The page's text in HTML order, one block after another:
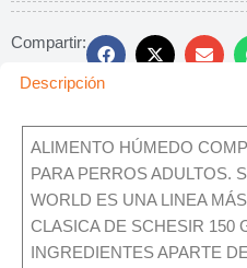
Compartir:
Descripción
ALIMENTO HÚMEDO
PARA PERROS ADULTOS.
WORLD ES UNA LINEA
CLASICA DE SCHESIR 150
INGREDIENTES APARTE